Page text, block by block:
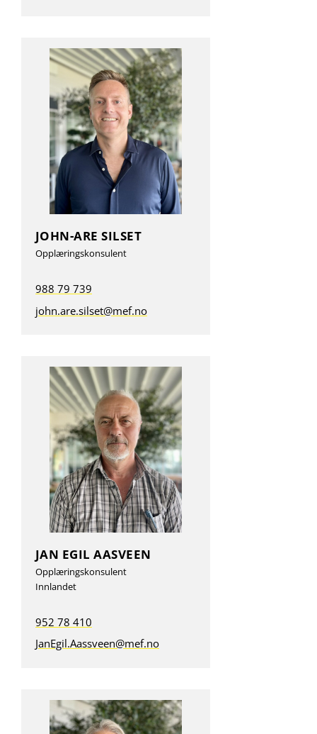
JOHN-ARE SILSET
Opplæringskonsulent
988 79 739
john.are.silset@mef.no
JAN EGIL AASVEEN
Opplæringskonsulent
Innlandet
952 78 410
JanEgil.Aassveen@mef.no